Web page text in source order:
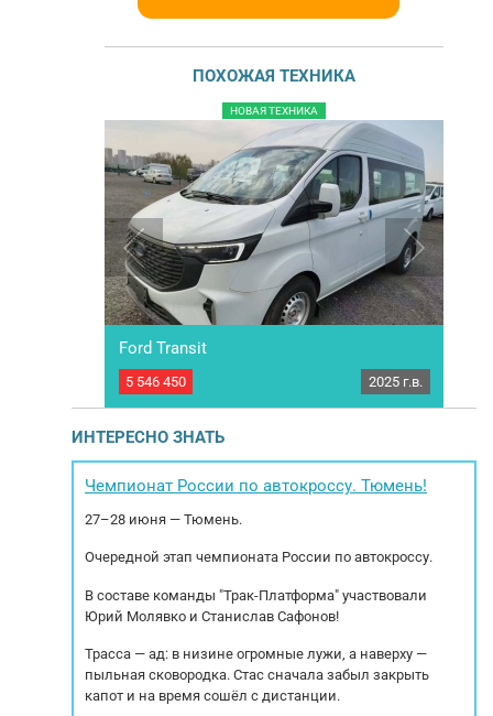
ПОХОЖАЯ ТЕХНИКА
с
прямым
НОВАЯ ТЕХНИКА
Микроавтобус Ford Transit 2025 года выпуска.
цилиндров (см3): 1998 -максимальная
мощность (кВт) (мин-1) : 105 (3600) Объем
топливного бака (л): 80 Технически
Ford Transit
5 546 450 2025 г.в.
ИНТЕРЕСНО ЗНАТЬ
Чемпионат России по автокроссу. Тюмень!
27–28 июня — Тюмень.
Очередной этап чемпионата России по автокроссу.
В составе команды "Трак-Платформа" участвовали
Юрий Молявко и Станислав Сафонов!
Трасса — ад: в низине огромные лужи, а наверху —
пыльная сковородка. Стас сначала забыл закрыть
капот и на время сошёл с дистанции.